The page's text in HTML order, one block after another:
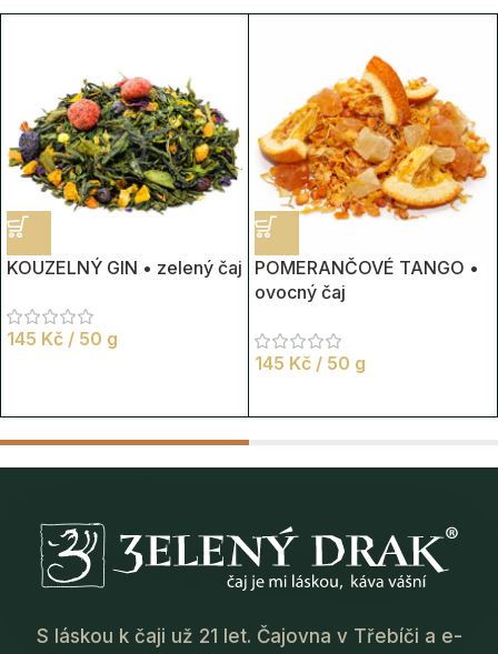
KOUZELNÝ GIN • zelený čaj
145 Kč / 50 g
POMERANČOVÉ TANGO •
ovocný čaj
145 Kč / 50 g
S láskou k čaji už 21 let. Čajovna v Třebíči a e-